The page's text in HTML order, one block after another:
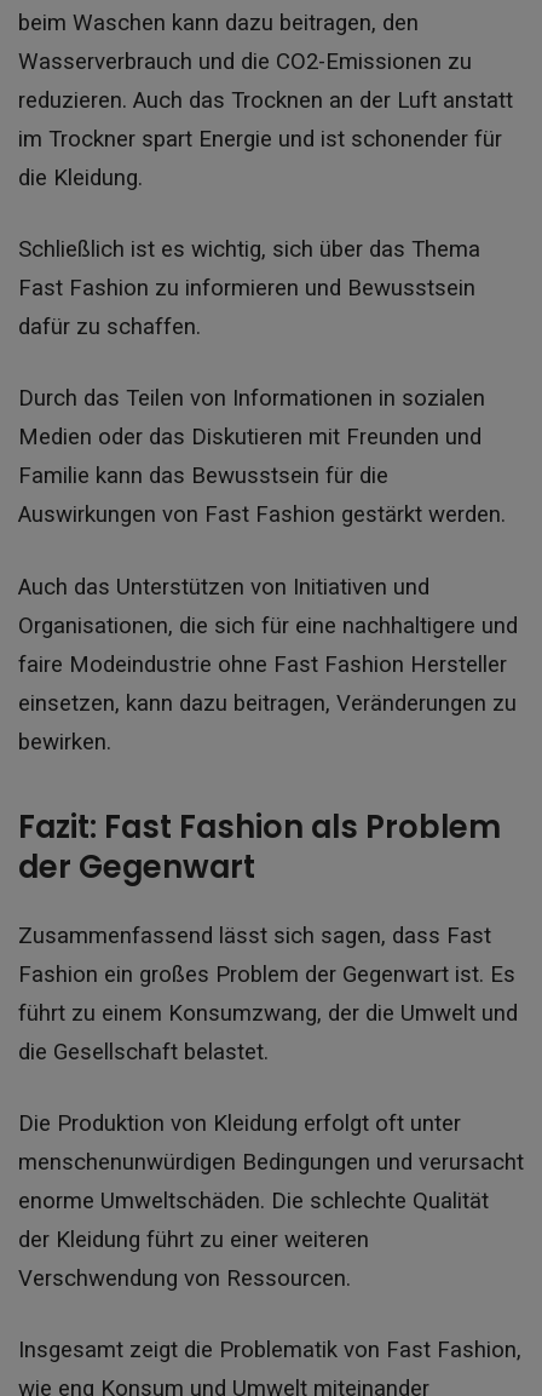
beim Waschen kann dazu beitragen, den
Wasserverbrauch und die CO2-Emissionen zu
reduzieren. Auch das Trocknen an der Luft anstatt
im Trockner spart Energie und ist schonender für
die Kleidung.
Schließlich ist es wichtig, sich über das Thema
Fast Fashion zu informieren und Bewusstsein
dafür zu schaffen.
Durch das Teilen von Informationen in sozialen
Medien oder das Diskutieren mit Freunden und
Familie kann das Bewusstsein für die
Auswirkungen von Fast Fashion gestärkt werden.
Auch das Unterstützen von Initiativen und
Organisationen, die sich für eine nachhaltigere und
faire Modeindustrie ohne Fast Fashion Hersteller
einsetzen, kann dazu beitragen, Veränderungen zu
bewirken.
Fazit: Fast Fashion als Problem
der Gegenwart
Zusammenfassend lässt sich sagen, dass Fast
Fashion ein großes Problem der Gegenwart ist. Es
führt zu einem Konsumzwang, der die Umwelt und
die Gesellschaft belastet.
Die Produktion von Kleidung erfolgt oft unter
menschenunwürdigen Bedingungen und verursacht
enorme Umweltschäden. Die schlechte Qualität
der Kleidung führt zu einer weiteren
Verschwendung von Ressourcen.
Insgesamt zeigt die Problematik von Fast Fashion,
wie eng Konsum und Umwelt miteinander